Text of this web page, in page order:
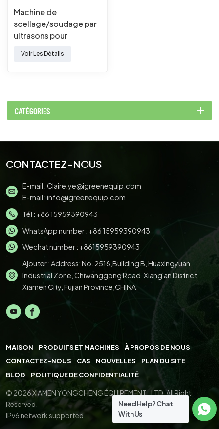
Machine de
scellage/soudage par
ultrasons pour
Voir Les Détails
CATÉGORIES
CONTACTEZ-NOUS
E-mail :Claire.ye@igreenequip.com
E-mail :info@igreenequip.com
Tél : +86 15959390943
WhatsApp number : +86 15959390943
Wechat number : +8615959390943
Ajouter : Address: No. 2518,Building B, Huaxingyuan
Industrial Zone, Chiwanggong Road, Xiang'an District,
Xiamen City, Fujian Province,CHINA
MAISON PRODUITS ET MACHINES
À PROPOS DE NOUS
CONTACTEZ-NOUS
CAS NOUVELLES
PLAN DU SITE
BLOG
POLITIQUE DE CONFIDENTIALITÉ
© 2026 XIAMEN YONGCHENG ÉQUIPEMENT., LTD. All Right
Reserved.
IPv6 network supported.
Need Help? Chat
With Us